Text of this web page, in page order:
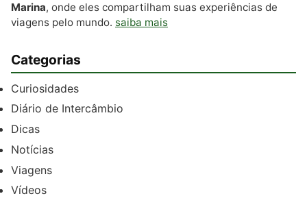
Marina, onde eles compartilham suas experiências de
viagens pelo mundo. saiba mais
Categorias
Curiosidades
Diário de Intercâmbio
Dicas
Notícias
Viagens
Vídeos